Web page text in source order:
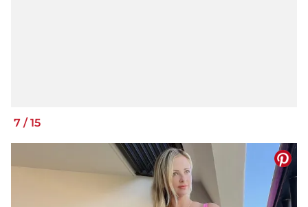
7 / 15